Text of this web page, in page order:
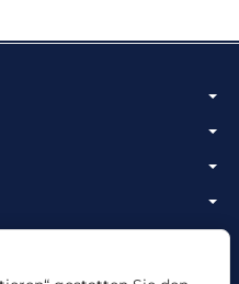
gerne!